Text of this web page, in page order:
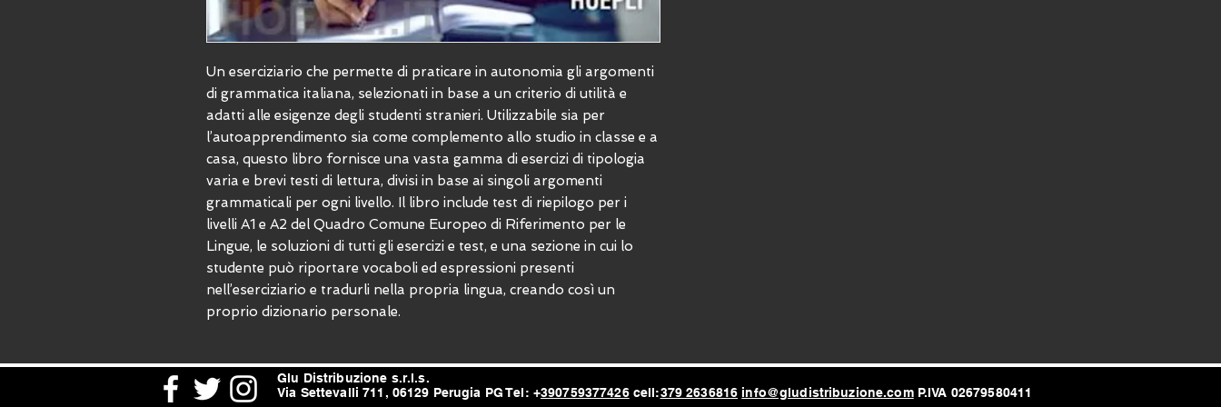
Un eserciziario che permette di praticare in autonomia gli argomenti
di grammatica italiana, selezionati in base a un criterio di utilità e
adatti alle esigenze degli studenti stranieri. Utilizzabile sia per
l’autoapprendimento sia come complemento allo studio in classe e a
casa, questo libro fornisce una vasta gamma di esercizi di tipologia
varia e brevi testi di lettura, divisi in base ai singoli argomenti
grammaticali per ogni livello. Il libro include test di riepilogo per i
livelli A1 e A2 del Quadro Comune Europeo di Riferimento per le
Lingue, le soluzioni di tutti gli esercizi e test, e una sezione in cui lo
studente può riportare vocaboli ed espressioni presenti
nell’eserciziario e tradurli nella propria lingua, creando così un
proprio dizionario personale.
Glu Distribuzione s.r.l.s.
Via Settevalli 711, 06129 Perugia PG Tel: +390759377426cell:379 2636816 info@gludistribuzione.comP.IVA 02679580411